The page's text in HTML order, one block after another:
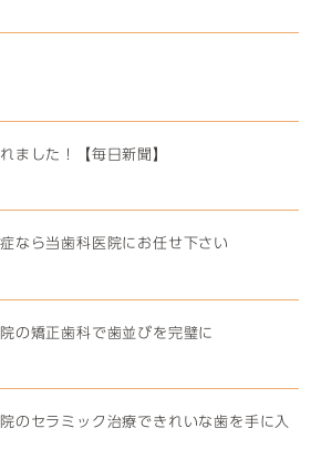
ました！【毎日新聞】
なら当歯科医院にお任せ下さい
の矯正歯科で歯並びを完璧に
のセラミック治療できれいな歯を手に入